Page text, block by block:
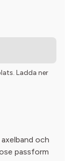
Ladda ner
och
passform